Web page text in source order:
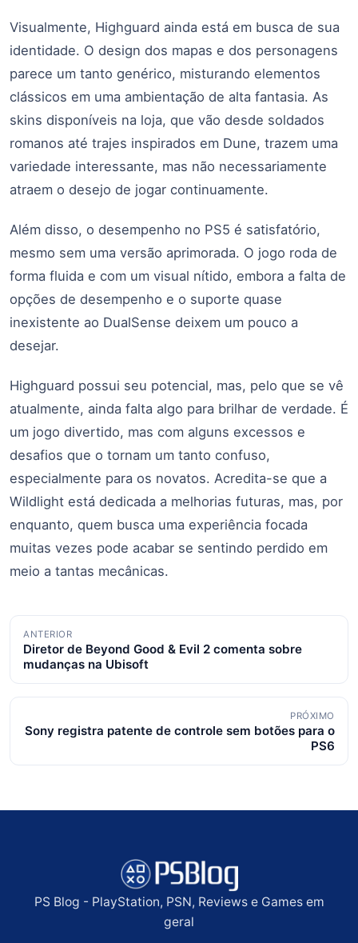
Visualmente, Highguard ainda está em busca de sua
identidade. O design dos mapas e dos personagens
parece um tanto genérico, misturando elementos
clássicos em uma ambientação de alta fantasia. As
skins disponíveis na loja, que vão desde soldados
romanos até trajes inspirados em Dune, trazem uma
variedade interessante, mas não necessariamente
atraem o desejo de jogar continuamente.
Além disso, o desempenho no PS5 é satisfatório,
mesmo sem uma versão aprimorada. O jogo roda de
forma fluida e com um visual nítido, embora a falta de
opções de desempenho e o suporte quase
inexistente ao DualSense deixem um pouco a
desejar.
Highguard possui seu potencial, mas, pelo que se vê
atualmente, ainda falta algo para brilhar de verdade. É
um jogo divertido, mas com alguns excessos e
desafios que o tornam um tanto confuso,
especialmente para os novatos. Acredita-se que a
Wildlight está dedicada a melhorias futuras, mas, por
enquanto, quem busca uma experiência focada
muitas vezes pode acabar se sentindo perdido em
meio a tantas mecânicas.
Navegação
de
posts
ANTERIOR
Diretor de Beyond Good & Evil 2 comenta sobre
mudanças na Ubisoft
PRÓXIMO
Sony registra patente de controle sem botões para o
PS6
PS Blog - PlayStation, PSN, Reviews e Games em
geral